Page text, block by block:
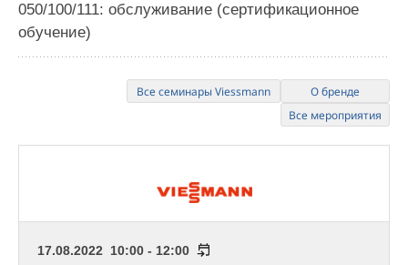
050/100/111: обслуживание (сертификационное
обучение)
Все семинары Viessmann
О бренде
Все мероприятия
17.08.2022 10:00 - 12:00